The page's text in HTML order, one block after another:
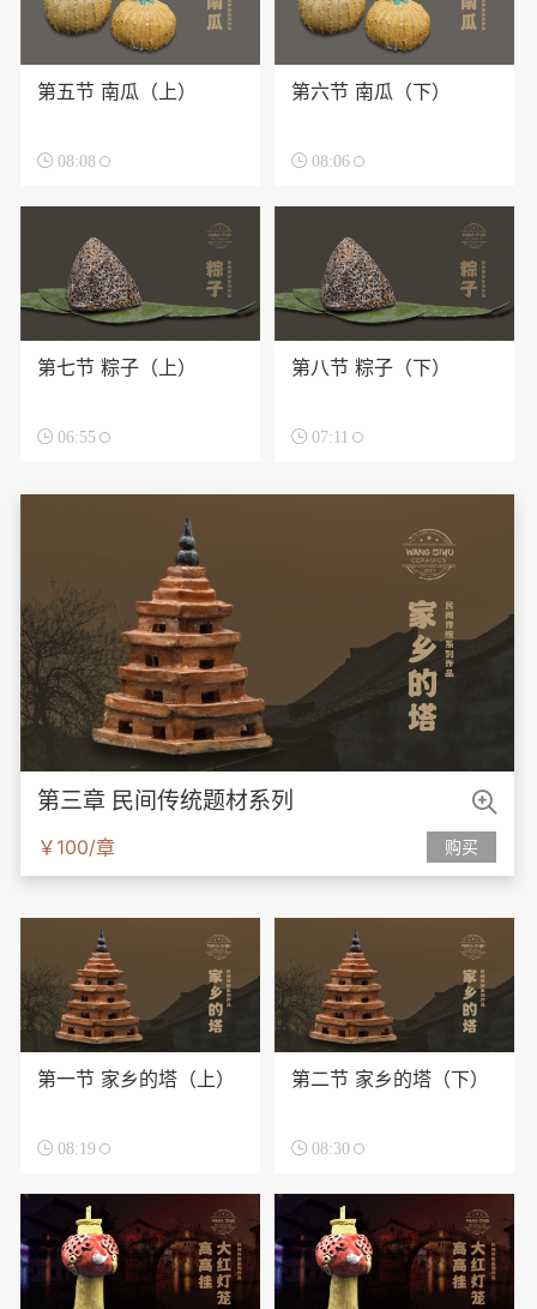
第五节 南瓜（上）
 08:08
第六节 南瓜（下）
 08:06
第七节 粽子（上）
 06:55
第八节 粽子（下）
 07:11
第三章 民间传统题材系列
￥100/章 购买

第一节 家乡的塔（上）
 08:19
第二节 家乡的塔（下）
 08:30